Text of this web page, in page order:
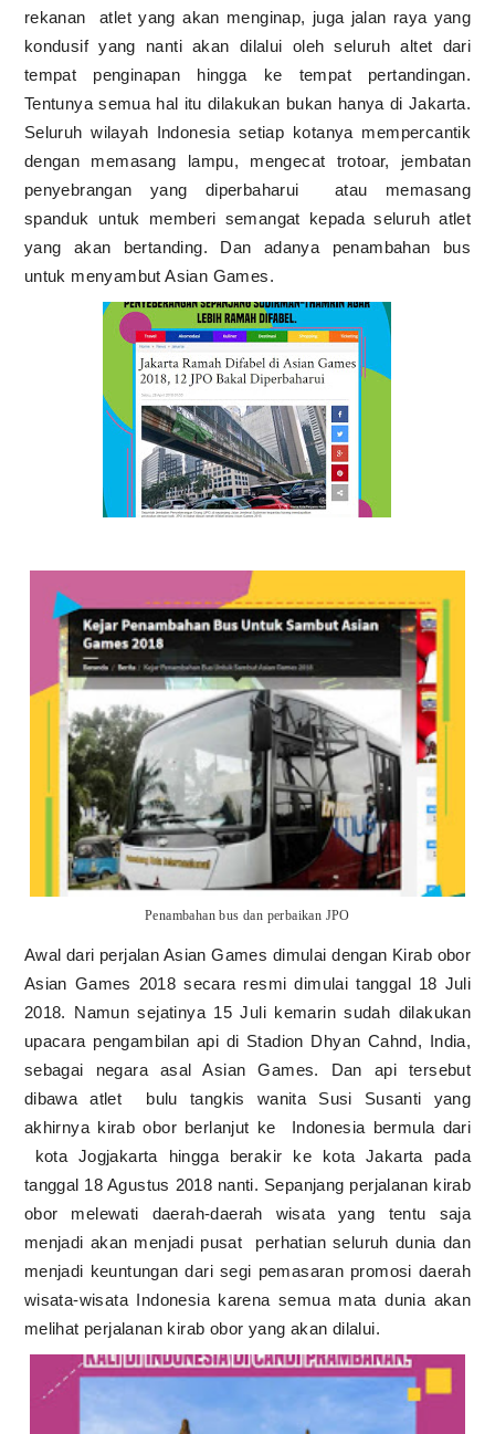
rekanan
atlet yang akan menginap, juga jalan raya yang
kondusif yang nanti akan dilalui oleh seluruh altet dari
tempat penginapan hingga ke tempat pertandingan.
Tentunya semua hal itu dilakukan bukan hanya di Jakarta.
Seluruh wilayah Indonesia setiap kotanya mempercantik
dengan memasang lampu, mengecat trotoar, jembatan
penyebrangan yang diperbaharui
atau memasang
spanduk untuk memberi semangat kepada seluruh atlet
yang akan bertanding. Dan adanya penambahan bus
untuk menyambut Asian Games.
Penambahan bus dan perbaikan JPO
Awal dari perjalan Asian Games dimulai dengan Kirab obor
Asian Games 2018 secara resmi dimulai tanggal 18 Juli
2018. Namun sejatinya 15 Juli kemarin sudah dilakukan
upacara pengambilan api di Stadion Dhyan Cahnd, India,
sebagai negara asal Asian Games. Dan api tersebut
dibawa atlet
bulu tangkis wanita Susi Susanti yang
akhirnya kirab obor berlanjut ke
Indonesia bermula dari
kota Jogjakarta hingga berakir ke kota Jakarta pada
tanggal 18 Agustus 2018 nanti. Sepanjang perjalanan kirab
obor melewati daerah-daerah wisata yang tentu saja
menjadi akan menjadi pusat
perhatian seluruh dunia dan
menjadi keuntungan dari segi pemasaran promosi daerah
wisata-wisata Indonesia karena semua mata dunia akan
melihat perjalanan kirab obor yang akan dilalui.